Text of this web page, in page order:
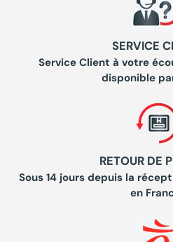
SERVICE
Service Client à votre
disponible
RETOUR DE
Sous 14 jours depuis la
en